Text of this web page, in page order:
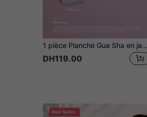
1 pièce Planche Gua Sha en jade blanc naturel rafraîchissant, outil de massage facial d'été pour la détoxification lymphatique et le remodelage de la mâchoire, réduit les gonflements du visage et des yeux le matin, accessoire de soins de la peau rafraîchissant pour l'été
DH119.00